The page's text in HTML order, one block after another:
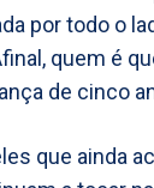
por todo o
quem é
de cinco
que ainda